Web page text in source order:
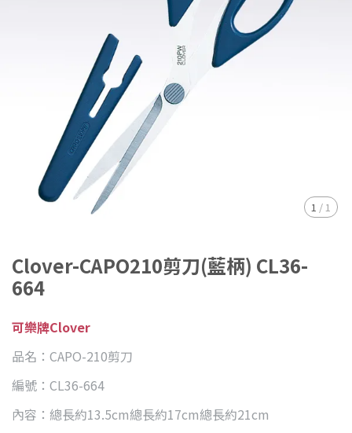
1 / 1
Clover-CAPO210剪刀(藍柄) CL36-
664
可樂牌Clover
品名：CAPO-210剪刀
編號：CL36-664
內容：總長約13.5cm總長約17cm總長約21cm